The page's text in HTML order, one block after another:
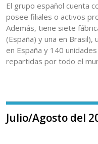
El grupo español cuenta
posee filiales o activos
Además, tiene siete
(España) y una en
en España y 140
repartidas por todo el
Julio/Agosto del